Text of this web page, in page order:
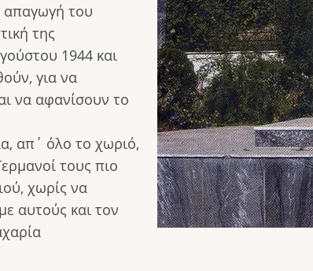
απαγωγή του
της
1944 και
για να
να αφανίσουν το
απ΄ όλο το χωριό,
τους πιο
χωρίς να
αυτούς και τον